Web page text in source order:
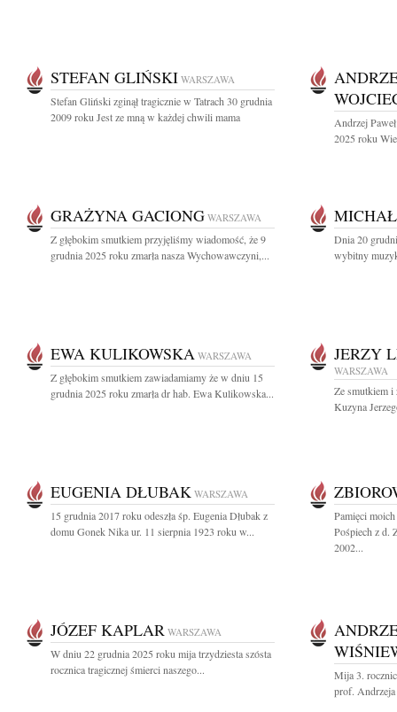
STEFAN GLIŃSKI WARSZAWA
Stefan Gliński zginął tragicznie w Tatrach 30 grudnia
2009 roku Jest ze mną w każdej chwili mama
Andrzej
2025 roku
GRAŻYNA GACIONG WARSZAWA
Z głębokim smutkiem przyjęliśmy wiadomość, że 9
grudnia 2025 roku zmarła nasza Wychowawczyni,...
Dnia 20
wybitny
EWA KULIKOWSKA WARSZAWA
Z głębokim smutkiem zawiadamiamy że w dniu 15
grudnia 2025 roku zmarła dr hab. Ewa Kulikowska...
JERZY
WARSZAWA
Ze smutkiem i
Kuzyna
EUGENIA DŁUBAK WARSZAWA
15 grudnia 2017 roku odeszła śp. Eugenia Dłubak z
domu Gonek Nika ur. 11 sierpnia 1923 roku w...
Pamięci
Pośpiech z d.
2002...
JÓZEF KAPLAR WARSZAWA
W dniu 22 grudnia 2025 roku mija trzydziesta szósta
rocznica tragicznej śmierci naszego...
Mija 3.
prof. Andrzeja